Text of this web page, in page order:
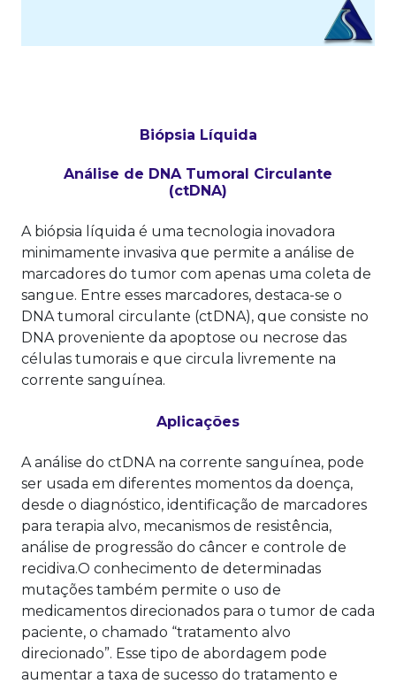
Biópsia Líquida
Análise de DNA Tumoral Circulante
(ctDNA)
A biópsia líquida é uma tecnologia inovadora
minimamente invasiva que permite a análise de
marcadores do tumor com apenas uma coleta de
sangue. Entre esses marcadores, destaca-se o
DNA tumoral circulante (ctDNA), que consiste no
DNA proveniente da apoptose ou necrose das
células tumorais e que circula livremente na
corrente sanguínea.
Aplicações
A análise do ctDNA na corrente sanguínea, pode
ser usada em diferentes momentos da doença,
desde o diagnóstico, identificação de marcadores
para terapia alvo, mecanismos de resistência,
análise de progressão do câncer e controle de
recidiva.O conhecimento de determinadas
mutações também permite o uso de
medicamentos direcionados para o tumor de cada
paciente, o chamado “tratamento alvo
direcionado”. Esse tipo de abordagem pode
aumentar a taxa de sucesso do tratamento e